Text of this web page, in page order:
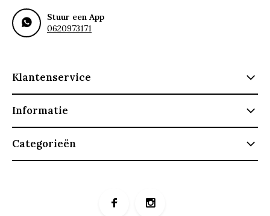
Stuur een App
0620973171
Klantenservice
Informatie
Categorieën